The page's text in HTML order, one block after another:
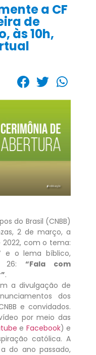
a CF
de
às 10h,
do Brasil (CNBB)
2 de março, a
com o tema:
e o lema bíblico,
26: “Fala com
.
a divulgação de
dos
e convidados.
por meio das
e Facebook) e
católica. A
do ano passado,